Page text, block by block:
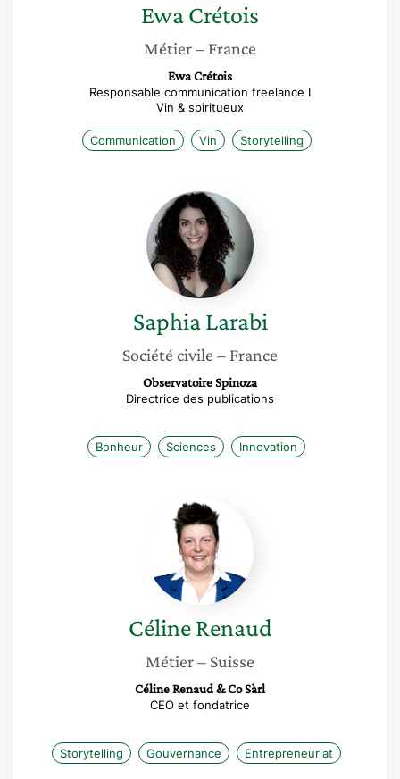
EwaCrétois
Métier– France
Ewa Crétois
Responsable communication freelance I
Vin & spiritueux
Communication Vin Storytelling
Saphia
Larabi
Saphia Larabi
Société civile – France
Observatoire Spinoza
Directrice des publications
Bonheur Sciences Innovation
Céline
Renaud
Céline Renaud
Métier– Suisse
Céline Renaud & Co Sàrl
CEO et fondatrice
Storytelling Gouvernance Entrepreneuriat